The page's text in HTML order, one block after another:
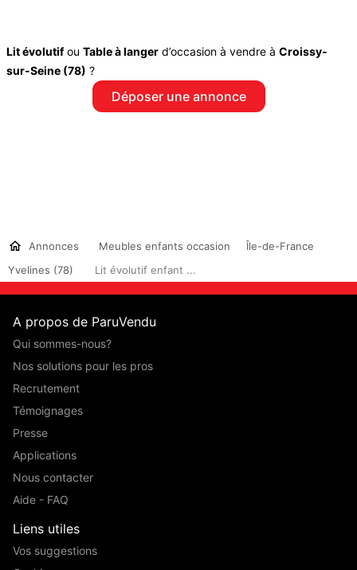
Lit évolutifou Table à langer d’occasion à vendre à Croissy-
sur-Seine (78) ?
Déposer une annonce
Annonces Meubles enfants occasion
Île-de-France
Yvelines (78)
Lit évolutif enfant ...
A propos de ParuVendu
Qui sommes-nous?
Nos solutions pour les pros
Recrutement
Témoignages
Presse
Applications
Nous contacter
Aide - FAQ
Liens utiles
Vos suggestions